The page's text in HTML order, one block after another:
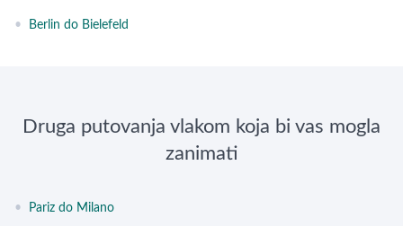
• Berlin do Bielefeld
Druga putovanja vlakom koja bi vas mogla
zanimati
• Pariz do Milano